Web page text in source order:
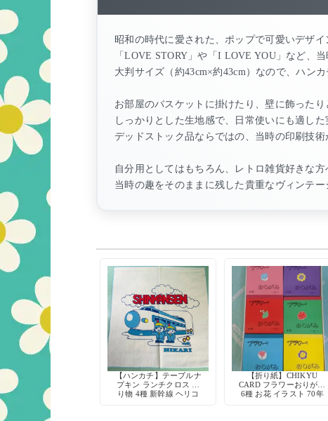
昭和の時代に愛された、ポップで可愛いデザイ
「LOVE STORY」や「I LOVE YOU」など、
大判サイズ（約43cm×約43cm）なので、ハン
お部屋のバスケットに掛けたり、壁に飾った
しっかりとした生地感で、日常使いにも適した
デッドストック品ならではの、当時の印刷技
自分用としてはもちろん、レトロ雑貨好きな
当時の趣をそのままに残した貴重なヴィンテ
【ハンカチ】テーブルナ
プキン ランチクロス 乗
り物 4種 新幹線 ヘリコ
【折り紙】CHIKYU
CARD フラワーおりがみ
6種 お花 イラスト 70年